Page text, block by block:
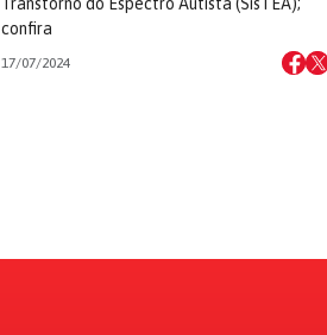
confira
17/07/2024